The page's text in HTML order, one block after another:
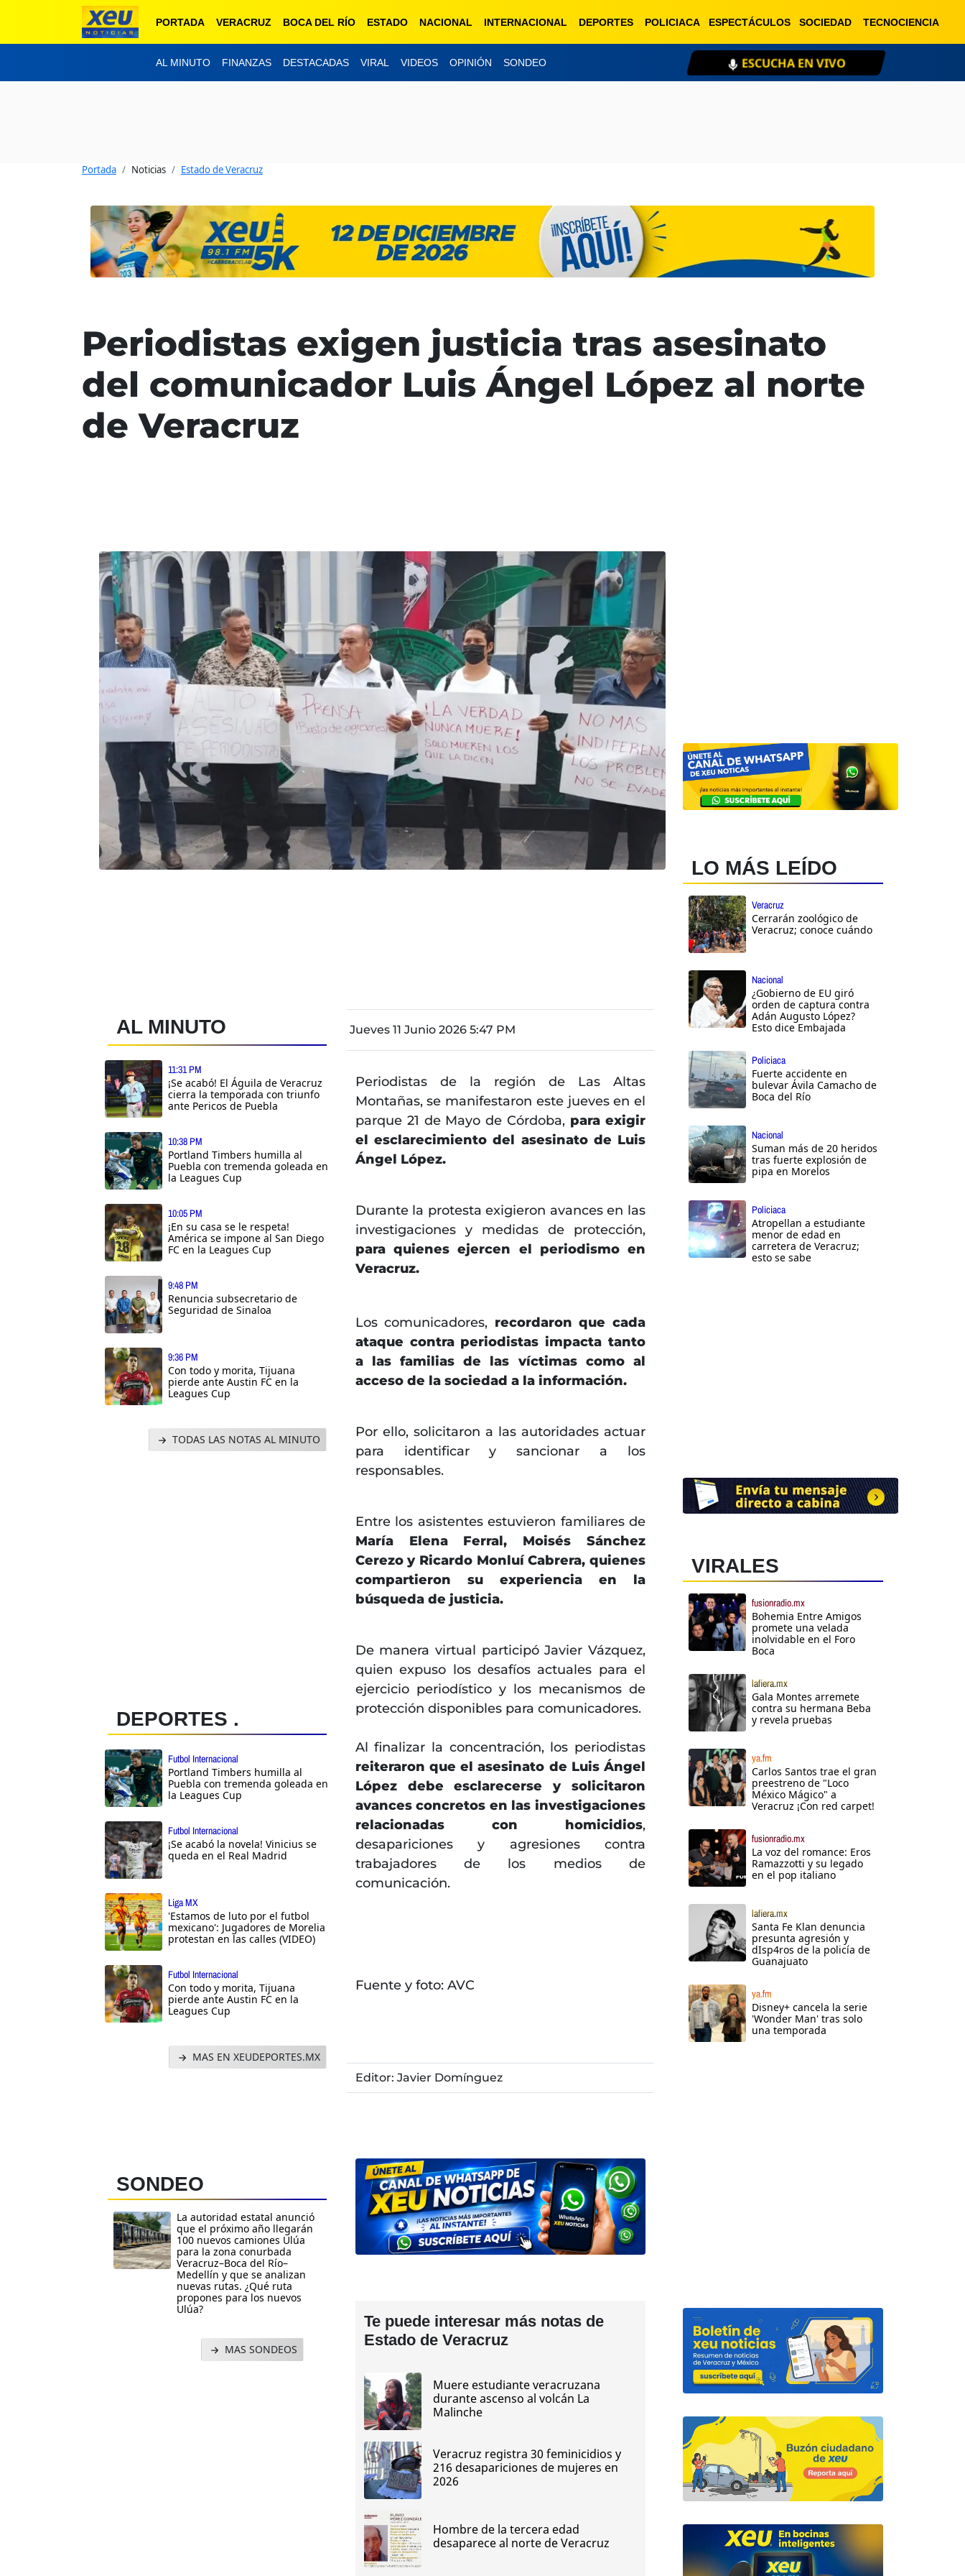
PORTADA VERACRUZ BOCA DEL RÍO ESTADO NACIONAL INTERNACIONAL DEPORTES POLICIACA ESPECTÁCULOS SOCIEDAD TECNOCIENCIA
AL MINUTO FINANZAS DESTACADAS VIRAL VIDEOS OPINIÓN SONDEO ESCUCHA EN VIVO
Portada Noticias Estado de Veracruz
Periodistas exigen justicia tras asesinato
del comunicador Luis Ángel López al norte
de Veracruz
AL MINUTO
11:31 PM
¡Se acabó! El Águila de Veracruz
cierra la temporada con triunfo
ante Pericos de Puebla
10:38 PM
Portland Timbers humilla al
Puebla con tremenda goleada en
la Leagues Cup
10:05 PM
¡En su casa se le respeta!
América se impone al San Diego
FC en la Leagues Cup
9:48 PM
Renuncia subsecretario de
Seguridad de Sinaloa
9:36 PM
Con todo y morita, Tijuana
pierde ante Austin FC en la
Leagues Cup
TODAS LAS NOTAS AL MINUTO
DEPORTES .
Futbol Internacional
Portland Timbers humilla al
Puebla con tremenda goleada en
la Leagues Cup
Futbol Internacional
¡Se acabó la novela! Vinicius se
queda en el Real Madrid
Liga MX
'Estamos de luto por el futbol
mexicano': Jugadores de Morelia
protestan en las calles (VIDEO)
Futbol Internacional
Con todo y morita, Tijuana
pierde ante Austin FC en la
Leagues Cup
MAS EN XEUDEPORTES.MX
SONDEO
La autoridad estatal anunció
que el próximo año llegarán
100 nuevos camiones Ulúa
para la zona conurbada
Veracruz–Boca del Río–
Medellín y que se analizan
nuevas rutas. ¿Qué ruta
propones para los nuevos
Ulúa?
MAS SONDEOS
Jueves 11 Junio 2026 5:47 PM
Periodistas de la región de Las Altas
Montañas, se manifestaron este jueves en el
parque 21 de Mayo de Córdoba, para exigir
el esclarecimiento del asesinato de Luis
Ángel López.
Durante la protesta exigieron avances en las
investigaciones y medidas de protección,
para quienes ejercen el periodismo en
Veracruz.
Los comunicadores, recordaron que cada
ataque contra periodistas impacta tanto
a las familias de las víctimas como al
acceso de la sociedad a la información.
Por ello, solicitaron a las autoridades actuar
para identificar y sancionar a los
responsables.
Entre los asistentes estuvieron familiares de
María Elena Ferral, Moisés Sánchez
Cerezo y Ricardo Monluí Cabrera, quienes
compartieron su experiencia en la
búsqueda de justicia.
De manera virtual participó Javier Vázquez,
quien expuso los desafíos actuales para el
ejercicio periodístico y los mecanismos de
protección disponibles para comunicadores.
Al finalizar la concentración, los periodistas
reiteraron que el asesinato de Luis Ángel
López debe esclarecerse y solicitaron
avances concretos en las investigaciones
relacionadas con homicidios,
desapariciones y agresiones contra
trabajadores de los medios de
comunicación.
Fuente y foto: AVC
Editor: Javier Domínguez
Te puede interesar más notas de
Estado de Veracruz
Muere estudiante veracruzana
durante ascenso al volcán La
Malinche
Veracruz registra 30 feminicidios y
216 desapariciones de mujeres en
2026
Hombre de la tercera edad
desaparece al norte de Veracruz
LO MÁS LEÍDO
Veracruz
Cerrarán zoológico de
Veracruz; conoce cuándo
Nacional
¿Gobierno de EU giró
orden de captura contra
Adán Augusto López?
Esto dice Embajada
Policiaca
Fuerte accidente en
bulevar Ávila Camacho de
Boca del Río
Nacional
Suman más de 20 heridos
tras fuerte explosión de
pipa en Morelos
Policiaca
Atropellan a estudiante
menor de edad en
carretera de Veracruz;
esto se sabe
VIRALES
fusionradio.mx
Bohemia Entre Amigos
promete una velada
inolvidable en el Foro
Boca
lafiera.mx
Gala Montes arremete
contra su hermana Beba
y revela pruebas
ya.fm
Carlos Santos trae el gran
preestreno de "Loco
México Mágico" a
Veracruz ¡Con red carpet!
fusionradio.mx
La voz del romance: Eros
Ramazzotti y su legado
en el pop italiano
lafiera.mx
Santa Fe Klan denuncia
presunta agresión y
dIsp4ros de la policía de
Guanajuato
ya.fm
Disney+ cancela la serie
'Wonder Man' tras solo
una temporada